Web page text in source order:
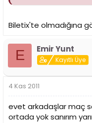
Biletix'te olmadığına
E Emir Yunt
Kayıtlı Üye
4 Kas 2011
evet arkadaşlar maç
ortada yok sanırım